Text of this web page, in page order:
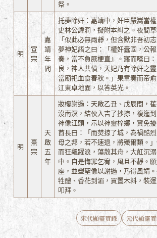
祭。
明
宣
宗
嘉
靖
年
間
托夢除奸：嘉靖中，奸臣嚴嵩當
史林公諱潤，擬附本糾之。夜間
「似此必無兩靜，但含默非吾初
夢神妃語之曰：「權奸蠹國，公
奏，當不負厥梗直』。寤而嘆曰
良，神人共憤，天妃乃有除奸之
當廟祀血食春秋。」果章奏而帝
江東卓地面，以答英光。
明
熹
宗
天
啟
五
年
妝樓謝過：天啟乙丑、戊辰間，
沒南溟，結伙入吉了抄掠，複迤
神像江頭，示以神靈梓鄉，冀免
酋長曰：「而焚掠了城，為禍酷
母之邦，若不速退，將殲爾類。
而狂飆躍浪，蕩散其舟，大舡沉
中。自是悔罪乞宥，風且不靜。
座，並塑聖像以謝過，乃得風靖
牲醴、香花到湄，買置木料，裝
叩拜。
宋代顯靈實錄 元代顯靈